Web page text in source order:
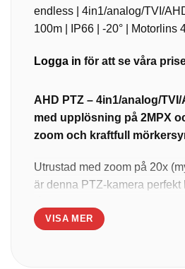
endless | 4in1/analog/TVI/
100m | IP66 | -20° | Motorlins
Logga in för att se våra
AHD PTZ – 4in1/analog/
med upplösning på 2MPX
zoom och kraftfull
Utrustad med zoom på 20x
är denna PTZ-kamera perfekt
både inom- och
VISA MER